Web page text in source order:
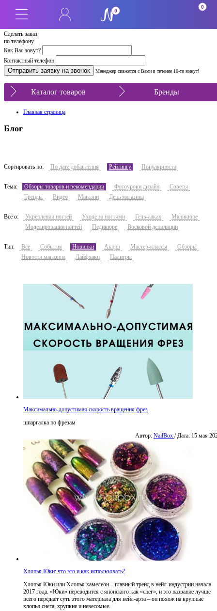
Сделать заказ
по телефону
Как Вас зовут?
Контактный телефон
Менеджер свяжется с Вами в течение 10-ти минут!
0
0
Каталог товаров Бренды
Главная страница
Блог
Сортировать по: По дате добавления Рейтингу Популярности
Тема: Обзоры товаров и рекомендации Фотоуроки дизайн
Советы
Тренды
Видео Магазин День магазина
Всё о: Укреплении ногтей Уходе за ногтями Гель-лаках
Маникюре
Моделировании ногтей
Педикюре Восковой депиляции
Тип: Все События Новинки Акции Мастер-классы
Обзоры
Новости магазина
Лайфхаки Палитры
Максимально-допустимая скорость вращения фрез
шпаргалка по фрезам
Автор: NailBox / Дата: 15 мая
Хлопья Юки: что это и как использовать?
Хлопья Юки или Хлопья хамелеон – главный тренд в нейл-индустрии начала
2017 года. «Юки» переводится с японского как «снег», и это название лучше
всего передает суть этого материала для нейл-арта – он похож на крупные
хлопья снега, хрупкие и невесомые.